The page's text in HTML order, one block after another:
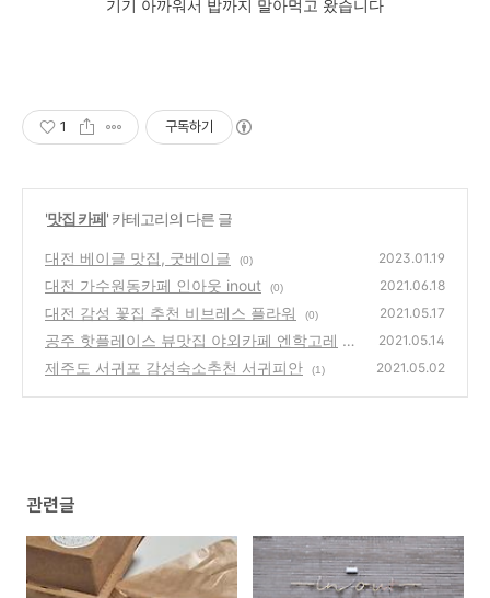
기기 아까워서 밥까지 말아먹고 왔습니다
1 구독하기
'맛집 카페' 카테고리의 다른 글
대전 베이글 맛집, 굿베이글 (0) 2023.01.19
대전 가수원동카페 인아웃 inout (0) 2021.06.18
대전 감성 꽃집 추천 비브레스 플라워 (0) 2021.05.17
공주 핫플레이스 뷰맛집 야외카페 엔학고레
(0)
2021.05.14
제주도 서귀포 감성숙소추천 서귀피안 (1) 2021.05.02
관련글